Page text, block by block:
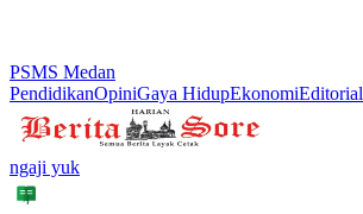
PSMS Medan
PendidikanOpiniGaya HidupEkonomiEditorial
ngaji yuk